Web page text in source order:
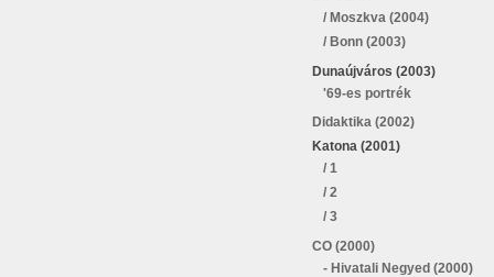
/ Moszkva (2004)
/ Bonn (2003)
Dunaújváros (2003)
'69-es portrék
Didaktika (2002)
Katona (2001)
/ 1
/ 2
/ 3
CO (2000)
- Hivatali Negyed (2000)